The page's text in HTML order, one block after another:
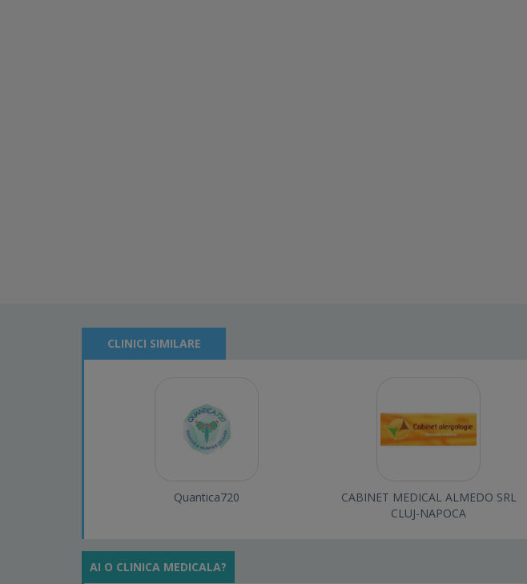
CLINICI SIMILARE
Quantica720
CABINET MEDICAL ALMEDO SRL
CLUJ-NAPOCA
AI O CLINICA MEDICALA?